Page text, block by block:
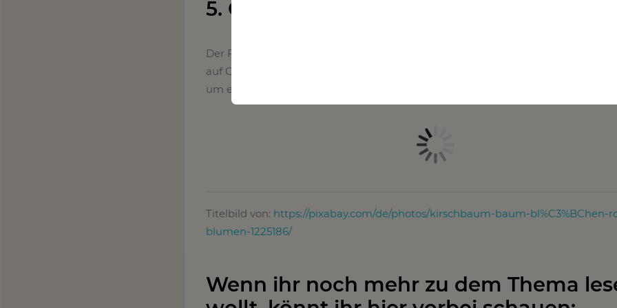
5. Osterei aus Toilettenpapier
Der Frühling steht vor allem bei Kindern – aber auch bei Erwachsenen – mit
auf Ostern im Zusammenhang. Diese schönen Ostereier vergrößern die Freude
um einiges!
Titelbild von: https://pixabay.com/de/photos/kirschbaum-baum-bl%C3%BChen-
blumen-1225186/
Wenn ihr noch mehr zu dem Thema